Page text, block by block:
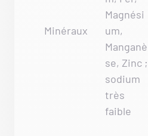
Minéraux
Magnési
um,
Manganè
se, Zinc ;
sodium
très
faible